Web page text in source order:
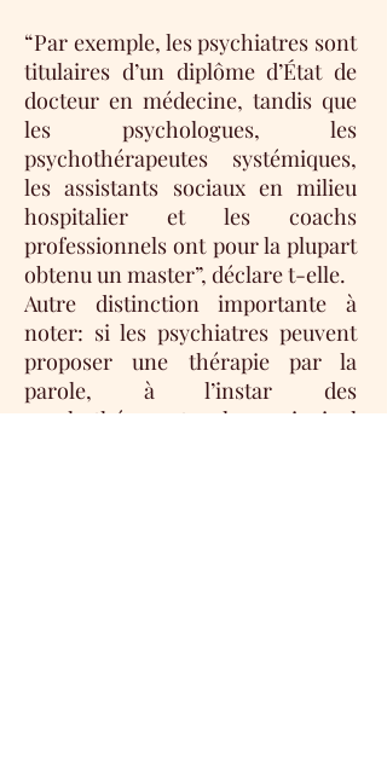
“Par exemple, les psychiatres sont
titulaires d’un diplôme d’État de
docteur en médecine, tandis que
les psychologues, les
psychothérapeutes systémiques,
les assistants sociaux en milieu
hospitalier et les coachs
professionnels ont pour la plupart
obtenu un master”, déclare t-elle.
Autre distinction importante à
noter: si les psychiatres peuvent
proposer une thérapie par la
parole, à l’instar des
psychothérapeutes, leur principal